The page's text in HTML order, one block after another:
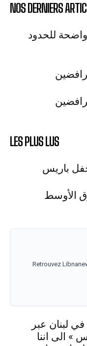
NOS DERNIERS
للحدود
LES PLUS LUS
باريس
الأوسط
Retrouvez
لبنان عبر
الى اننا